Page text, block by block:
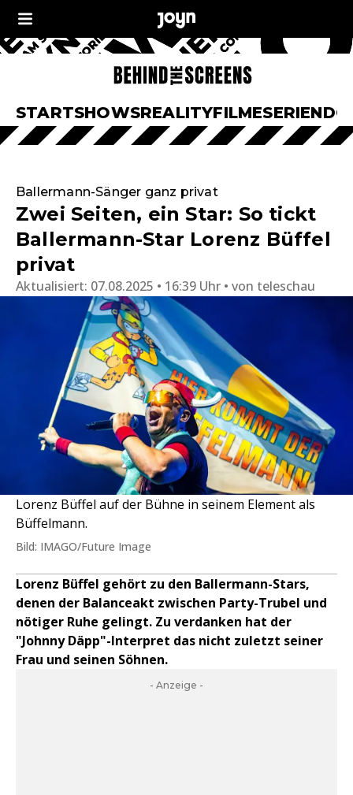
STARTSHOWSREALITYFILMESERIEN
Ballermann-Sänger ganz privat
Zwei Seiten, ein Star: So tickt
Ballermann-Star Lorenz Büffel
privat
Aktualisiert: 07.08.2025 • 16:39 Uhr von teleschau
Lorenz Büffel auf der Bühne in seinem Element als
Büffelmann.
Bild: IMAGO/Future Image
Lorenz Büffel gehört zu den Ballermann-Stars,
denen der Balanceakt zwischen Party-Trubel und
nötiger Ruhe gelingt. Zu verdanken hat der
"Johnny Däpp"-Interpret das nicht zuletzt seiner
Frau und seinen Söhnen.
- Anzeige -